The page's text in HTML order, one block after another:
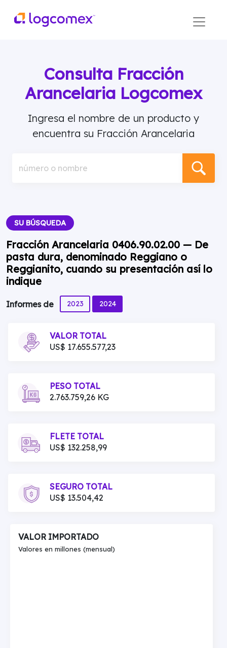
Consulta Fracción
Arancelaria Logcomex
Ingresa el nombre de un producto y
encuentra su Fracción Arancelaria
número o nombre
SU BÚSQUEDA
Fracción Arancelaria 0406.90.02.00 — De
pasta dura, denominado Reggiano o
Reggianito, cuando su presentación así lo
indique
Informes de 2023 2024
VALOR TOTAL
US$ 17.655.577,23
PESO TOTAL
2.763.759,26 KG
FLETE TOTAL
US$ 132.258,99
SEGURO TOTAL
US$ 13.504,42
VALOR IMPORTADO
Valores en millones (mensual)